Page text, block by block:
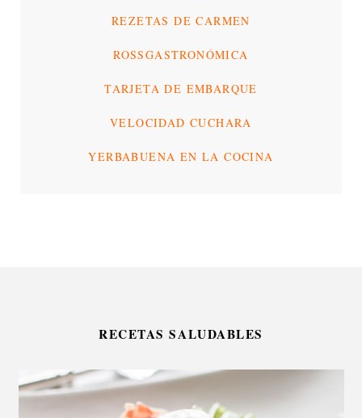
REZETAS DE CARMEN
ROSSGASTRONÓMICA
TARJETA DE EMBARQUE
VELOCIDAD CUCHARA
YERBABUENA EN LA COCINA
RECETAS SALUDABLES